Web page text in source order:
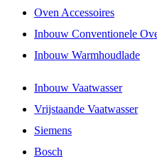
Oven Accessoires
Inbouw Conventionele
Inbouw Warmhoudlade
Inbouw Vaatwasser
Vrijstaande Vaatwasser
Siemens
Bosch